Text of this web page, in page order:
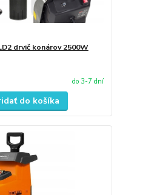
drvič konárov 2500W
do 3-7 dní
do košíka